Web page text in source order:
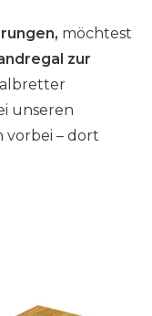
möchtest
zur
unseren
– dort